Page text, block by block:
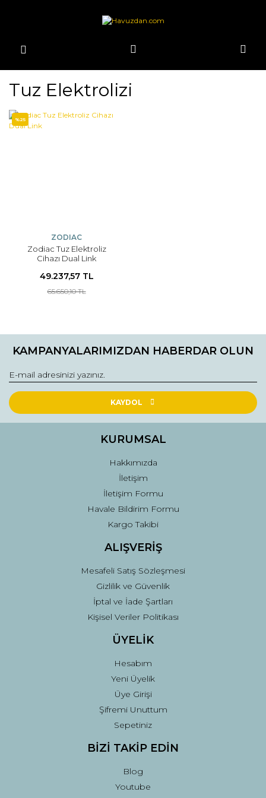
Tuz Elektrolizi
%25
ZODIAC
Zodiac Tuz Elektroliz
Cihazı Dual Link
49.237,57 TL
65.650,10 TL
KAMPANYALARIMIZDAN HABERDAR OLUN
KAYDOL
KURUMSAL
Hakkımızda
İletişim
İletişim Formu
Havale Bildirim Formu
Kargo Takibi
ALIŞVERİŞ
Mesafeli Satış Sözleşmesi
Gizlilik ve Güvenlik
İptal ve İade Şartları
Kişisel Veriler Politikası
ÜYELİK
Hesabım
Yeni Üyelik
Üye Girişi
Şifremi Unuttum
Sepetiniz
BİZİ TAKİP EDİN
Blog
Youtube